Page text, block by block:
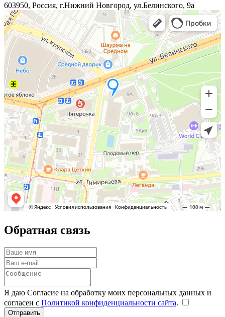
603950, Россия, г.Нижний Новгород, ул.Белинского, 9а
Обратная связь
Я даю Согласие на обработку моих персональных данных и
согласен с Политикой конфиденциальности сайта.